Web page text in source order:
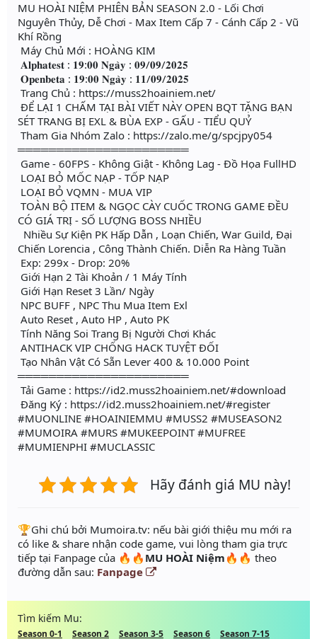
MU HOÀI NIỆM PHIÊN BẢN SEASON 2.0 - Lối Chơi
Nguyên Thủy, Dễ Chơi - Max Item Cấp 7 - Cánh Cấp 2 - Vũ
Khí Rồng
Máy Chủ Mới : HOÀNG KIM
𝐀𝐥𝐩𝐡𝐚𝐭𝐞𝐬𝐭 : 𝟏𝟗:𝟎𝟎 𝐍𝐠𝐚̀𝐲 : 𝟎𝟗/𝟎𝟗/𝟐𝟎𝟐𝟓
𝐎𝐩𝐞𝐧𝐛𝐞𝐭𝐚 : 𝟏𝟗:𝟎𝟎 𝐍𝐠𝐚̀𝐲 : 𝟏𝟏/𝟎𝟗/𝟐𝟎𝟐𝟓
Trang Chủ : https://muss2hoainiem.net/
ĐỂ LẠI 1 CHẤM TẠI BÀI VIẾT NÀY OPEN BQT TẶNG BẠN
SÉT TRANG BỊ EXL & BÙA EXP - GẤU - TIỂU QUỶ
Tham Gia Nhóm Zalo : https://zalo.me/g/spcjpy054
══════════════════════
Game - 60FPS - Không Giật - Không Lag - Đồ Họa FullHD
LOẠI BỎ MỐC NẠP - TỐP NẠP
LOẠI BỎ VQMN - MUA VIP
TOÀN BỘ ITEM & NGỌC CÀY CUỐC TRONG GAME ĐỀU
CÓ GIÁ TRỊ - SỐ LƯỢNG BOSS NHIỀU
Nhiều Sự Kiện PK Hấp Dẫn , Loạn Chiến, War Guild, Đại
Chiến Lorencia , Công Thành Chiến. Diễn Ra Hàng Tuần
Exp: 299x - Drop: 20%
Giới Hạn 2 Tài Khoản / 1 Máy Tính
Giới Hạn Reset 3 Lần/ Ngày
NPC BUFF , NPC Thu Mua Item Exl
Auto Reset , Auto HP , Auto PK
Tính Năng Soi Trang Bị Người Chơi Khác
ANTIHACK VIP CHỐNG HACK TUYỆT ĐỐI
Tạo Nhân Vật Có Sẵn Lever 400 & 10.000 Point
══════════════════════
Tải Game : https://id2.muss2hoainiem.net/#download
Đăng Ký : https://id2.muss2hoainiem.net/#register
#MUONLINE #HOAINIEMMU #MUSS2 #MUSEASON2
#MUMOIRA #MURS #MUKEEPOINT #MUFREE
#MUMIENPHI #MUCLASSIC
Hãy đánh giá MU này!
️🏆Ghi chú bởi Mumoira.tv: nếu bài giới thiệu mu mới ra
có like & share nhận code game, vui lòng tham gia trực
tiếp tại Fanpage của 🔥🔥MU HOÀI Niệm🔥🔥 theo
đường dẫn sau: Fanpage
Tìm kiếm Mu:
Season 0-1 Season 2 Season 3-5 Season 6 Season 7-15